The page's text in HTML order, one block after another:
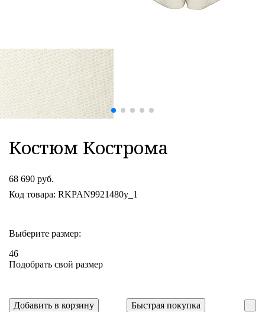
Костюм Кострома
68 690 руб.
Код товара: RKPAN9921480y_1
Выберите размер:
46
Подобрать свой размер
Добавить в корзину Быстрая покупка